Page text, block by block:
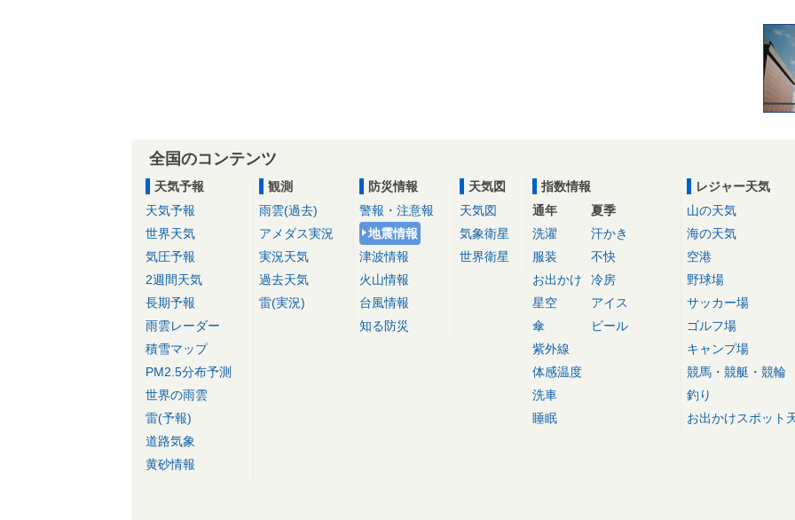
全国のコンテンツ
天気予報
天気予報
世界天気
気圧予報
2週間天気
長期予報
雨雲レーダー
積雪マップ
PM2.5分布予測
世界の雨雲
雷(予報)
道路気象
黄砂情報
観測
雨雲(過去)
アメダス実況
実況天気
過去天気
雷(実況)
防災情報
警報・注意報
地震情報
津波情報
火山情報
台風情報
知る防災
天気図
天気図
気象衛星
世界衛星
指数情報
通年
洗濯
服装
お出かけ
星空
傘
紫外線
体感温度
洗車
睡眠
夏季
汗かき
不快
冷房
アイス
ビール
レジャー天気
山の天気
海の天気
空港
野球場
サッカー場
ゴルフ場
キャンプ場
競馬・競艇・競輪
釣り
お出かけスポット